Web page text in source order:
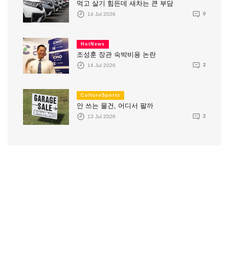
먹고 살기 힘든데 새차는 큰 부담
14 Jul 2026 0
HotNews
조성훈 장관 숙박비용 논란
14 Jul 2026 2
CultureSports
안 쓰는 물건, 어디서 팔까
13 Jul 2026 2